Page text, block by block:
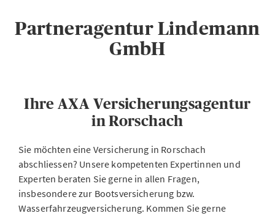
Partneragentur Lindemann
GmbH
Ihre AXA Versicherungsagentur
in Rorschach
Sie möchten eine Versicherung in Rorschach
abschliessen? Unsere kompetenten Expertinnen und
Experten beraten Sie gerne in allen Fragen,
insbesondere zur Bootsversicherung bzw.
Wasserfahrzeugversicherung. Kommen Sie gerne